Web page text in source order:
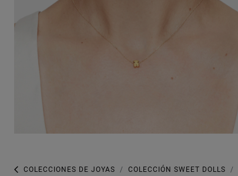
COLECCIONES DE JOYAS COLECCIÓN SWEET DOLLS